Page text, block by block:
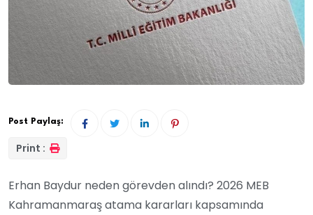
Post Paylaş:
Print :
Erhan Baydur neden görevden alındı? 2026 MEB
Kahramanmaraş atama kararları kapsamında